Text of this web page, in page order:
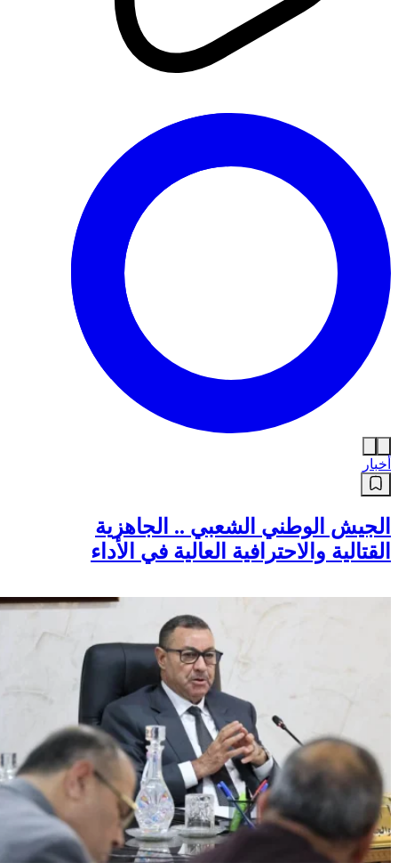
أخبار
الجيش الوطني الشعبي .. الجاهزية
القتالية والاحترافية العالية في الأداء